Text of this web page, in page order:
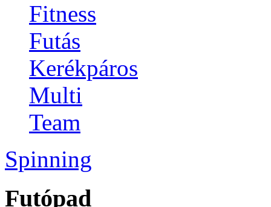
Fitness
Futás
Kerékpáros
Multi
Team
Spinning
Futópad